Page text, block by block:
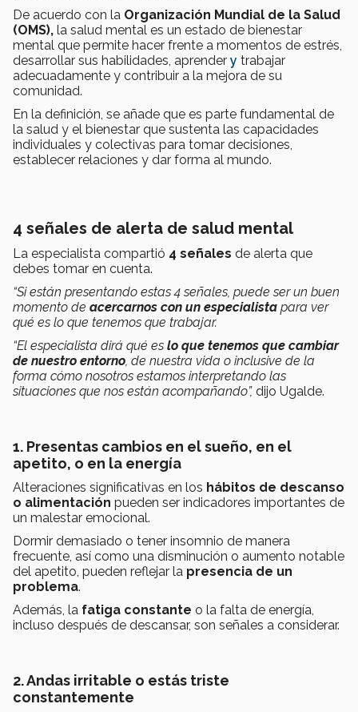
De acuerdo con la Organización Mundial de la Salud
(OMS), la salud mental es un estado de bienestar
mental que permite hacer frente a momentos de estrés,
desarrollar sus habilidades, aprender y trabajar
adecuadamente y contribuir a la mejora de su
comunidad.
En la definición, se añade que es parte fundamental de
la salud y el bienestar que sustenta las capacidades
individuales y colectivas para tomar decisiones,
establecer relaciones y dar forma al mundo.
4 señales de alerta de salud mental
La especialista compartió 4 señales de alerta que
debes tomar en cuenta.
“Si están presentando estas 4 señales, puede ser un buen
momento de acercarnos con un especialista para ver
qué es lo que tenemos que trabajar.
“El especialista dirá qué es lo que tenemos que cambiar
de nuestro entorno , de nuestra vida o inclusive de la
forma cómo nosotros estamos interpretando las
situaciones que nos están acompañando”, dijo Ugalde.
1. Presentas cambios en el sueño, en el
apetito, o en la energía
Alteraciones significativas en los hábitos de descanso
o alimentación pueden ser indicadores importantes de
un malestar emocional.
Dormir demasiado o tener insomnio de manera
frecuente, así como una disminución o aumento notable
del apetito, pueden reflejar la presencia de un
problema.
Además, la fatiga constante o la falta de energía,
incluso después de descansar, son señales a considerar.
2. Andas irritable o estás triste
constantemente